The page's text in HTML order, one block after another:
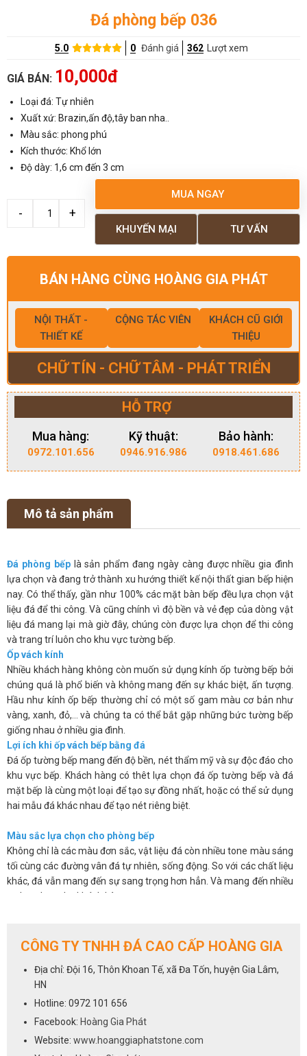
Đá phòng bếp 036
5.0 0 Đánh giá 362 Lượt xem
GIÁ BÁN: 10,000đ
Loại đá: Tự nhiên
Xuất xứ: Brazin,ấn độ,tây ban nha..
Màu sắc: phong phú
Kích thước: Khổ lớn
Độ dày: 1,6 cm đến 3 cm
MUA NGAY
TƯ VẤN
KHUYẾN MẠI
BÁN HÀNG CÙNG HOÀNG GIA PHÁT
NỘI THẤT -
THIẾT KẾ
CỘNG TÁC VIÊN
KHÁCH CŨ GIỚI
THIỆU
CHỮ TÍN - CHỮ TÂM - PHÁT TRIỂN
HỖ TRỢ
Mua hàng:
0972.101.656
Kỹ thuật:
0946.916.986
Bảo hành:
0918.461.686
Mô tả sản phẩm
Đá phòng bếplà sản phẩm đang ngày càng được nhiều gia đình
lựa chọn và đang trở thành xu hướng thiết kế nội thất gian bếp hiện
nay. Có thể thấy, gần như 100% các mặt bàn bếp đều lựa chọn vật
liệu đá để thi công. Và cũng chính vì độ bền và vẻ đẹp của dòng vật
liệu đá mang lại mà giờ đây, chúng còn được lựa chọn để thi công
và trang trí luôn cho khu vực tường bếp.
Ốp vách kính
Nhiều khách hàng không còn muốn sử dụng kính ốp tường bếp bởi
chúng quá là phổ biến và không mang đến sự khác biệt, ấn tượng.
Hầu như kính ốp bếp thường chỉ có một số gam màu cơ bản như
vàng, xanh, đỏ,… và chúng ta có thể bắt gặp những bức tường bếp
giống nhau ở nhiều gia đình.
Lợi ích khi ốp vách bếp bằng đá
Đá ốp tường bếp mang đến độ bền, nét thẩm mỹ và sự độc đáo cho
khu vực bếp. Khách hàng có thêt lựa chọn đá ốp tường bếp và đá
mặt bếp là cùng một loại để tạo sự đồng nhất, hoặc có thể sử dụng
hai mẫu đá khác nhau để tạo nét riêng biệt.
Màu sắc lựa chọn cho phòng bếp
Không chỉ là các màu đơn sắc, vật liệu đá còn nhiều tone màu sáng
tối cùng các đường vân đá tự nhiên, sống động. So với các chất liệu
khác, đá vẫn mang đến sự sang trọng hơn hẳn. Và mang đến nhiều
sự lựa chọn cho khách hàng.
giúp bạn sẽ dễ dàng vệ sinh và luôn mang lại sự sạch sẽ.
bếp. Chúng khắc phục được những hạn chế về mẫu mã, màu sắc lại
vừa mang đến vẻ sang trọng và độ bền cho sản phẩm.
Cách lựa chọn đá cho phòng bếp
tất cả các dòng đá sử dụng để ốp mặt bếp đều có thể dùng cho vị trí
CÔNG TY TNHH ĐÁ CAO CẤP HOÀNG GIA
Địa chỉ: Đội 16, Thôn Khoan Tế, xã Đa Tốn, huyện Gia Lâm,
HN
Hotline: 0972 101 656
Facebook: Hoàng Gia Phát
Website: www.hoanggiaphatstone.com